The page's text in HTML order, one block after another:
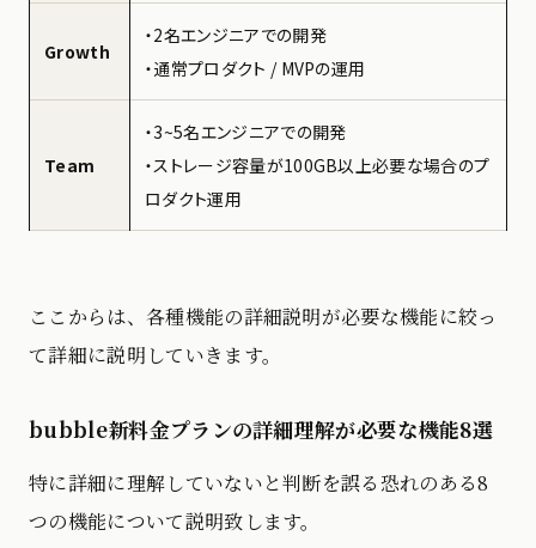
Growth
・2名エンジニアでの開発
・通常プロダクト / MVPの運用
Team
・3~5名エンジニアでの開発
・ストレージ容量が100GB以上必要な場合のプ
ロダクト運用
ここからは、各種機能の詳細説明が必要な機能に絞っ
て詳細に説明していきます。
bubble新料金プランの詳細理解が必要な機能8選
特に詳細に理解していないと判断を誤る恐れのある8
つの機能について説明致します。